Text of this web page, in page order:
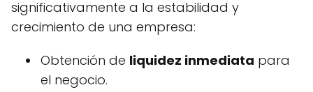
significativamente a la estabilidad y
crecimiento de una empresa:
Obtención de liquidez inmediata para
el negocio.